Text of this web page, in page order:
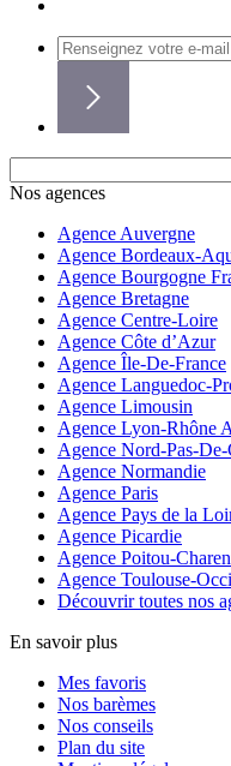
Nos agences
Agence Auvergne
Agence Bordeaux-
Agence Bourgogne
Agence Bretagne
Agence Centre-Loire
Agence Côte d’Azur
Agence Île-De-France
Agence Languedoc-
Agence Limousin
Agence Lyon-Rhône
Agence Nord-Pas-De-
Agence Normandie
Agence Paris
Agence Pays de la
Agence Picardie
Agence Poitou-
Agence Toulouse-
Découvrir toutes nos
En savoir plus
Mes favoris
Nos barèmes
Nos conseils
Plan du site